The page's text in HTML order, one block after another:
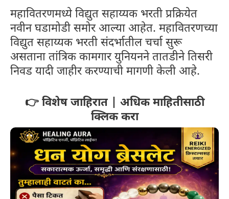
महावितरणमध्ये विद्युत सहाय्यक भरती प्रक्रियेत
नवीन घडामोडी समोर आल्या आहेत. महावितरणच्या
विद्युत सहाय्यक भरती संदर्भातील चर्चा सुरू
असताना तांत्रिक कामगार युनियनने तातडीने तिसरी
निवड यादी जाहीर करण्याची मागणी केली आहे.
👉 विशेष जाहिरात | अधिक माहितीसाठी
क्लिक करा